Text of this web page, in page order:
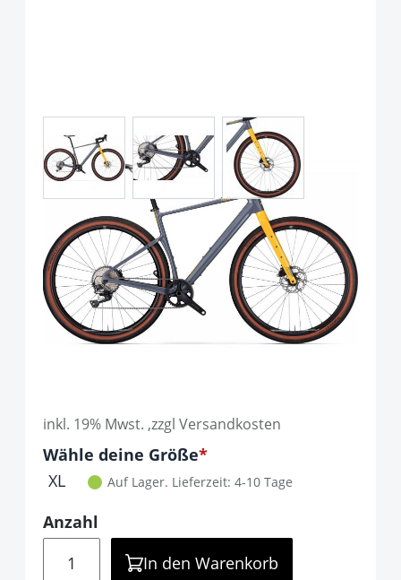
Wilier Adlar Shimano GRX
1x12, Miche Graff, Grey Yellow
Art.-Nr.P118304
UVP 4.000,00 €
inkl. 19% Mwst. ,zzgl Versandkosten
Optionen
Wähle deine Größe
It is required to select one of the available
XL Auf Lager. Lieferzeit: 4-10 Tage
Anzahl
In den Warenkorb
View larger imageView larger image